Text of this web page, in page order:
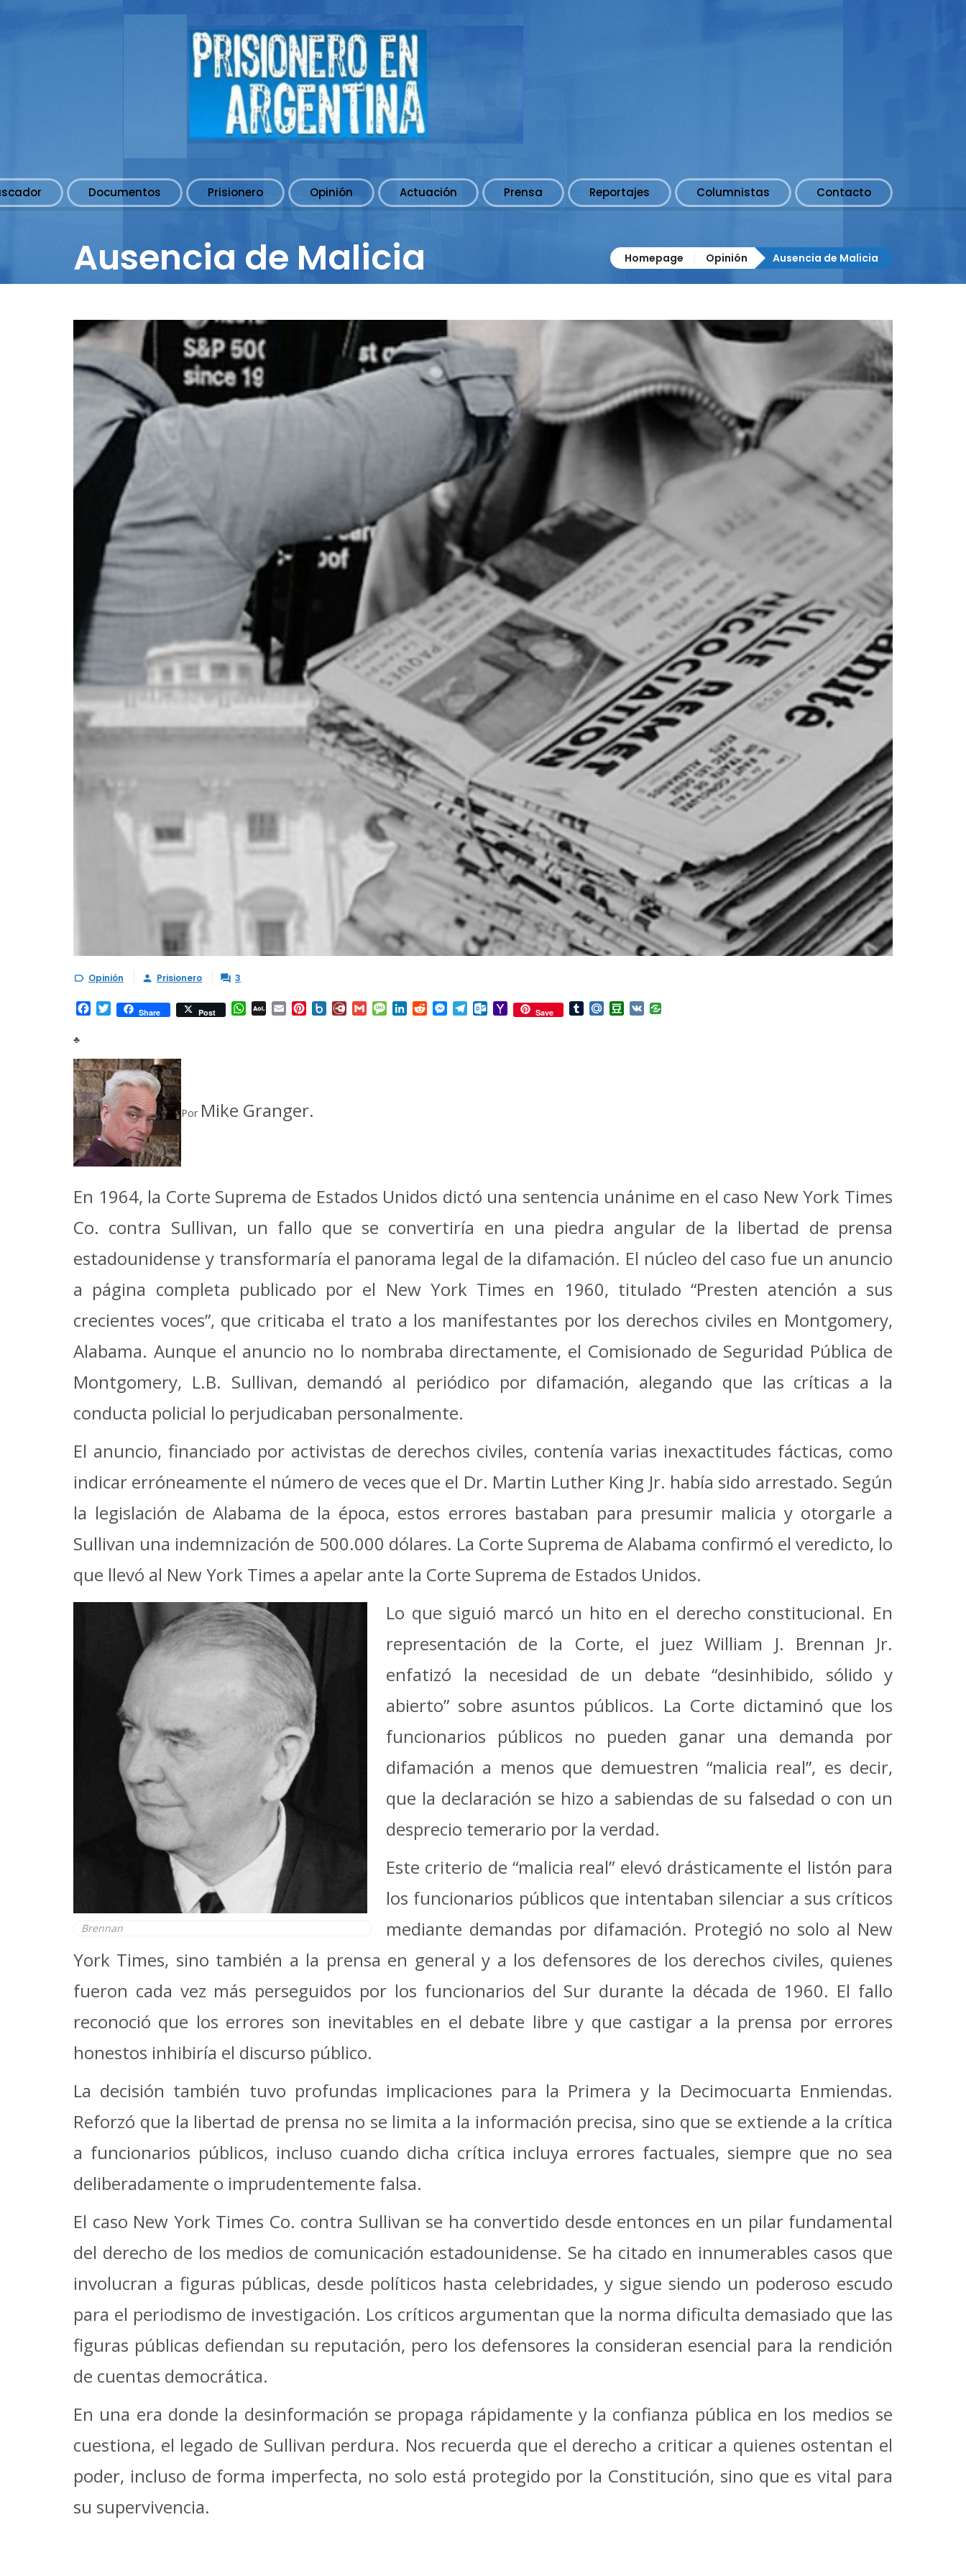
Documentos Prisionero Opinión Actuación Prensa Reportajes Columnistas Contacto
Ausencia de Malicia Homepage Opinión Ausencia de Malicia
 Opinión  Prisionero  3
Facebook
TwitterShare Post WhatsApp
AOL Email Pinterest
Box.netDiary.RuGmailMessage
LinkedInRedditMessenger
TelegramOutlook.com
YahooSave TumblrMail.RuDouban
VK
♣
Por Mike Granger.
En 1964, la Corte Suprema de Estados Unidos dictó una sentencia unánime en el caso New York Times
Co. contra Sullivan, un fallo que se convertiría en una piedra angular de la libertad de prensa
estadounidense y transformaría el panorama legal de la difamación. El núcleo del caso fue un anuncio
a página completa publicado por el New York Times en 1960, titulado “Presten atención a sus
crecientes voces”, que criticaba el trato a los manifestantes por los derechos civiles en Montgomery,
Alabama. Aunque el anuncio no lo nombraba directamente, el Comisionado de Seguridad Pública de
Montgomery, L.B. Sullivan, demandó al periódico por difamación, alegando que las críticas a la
conducta policial lo perjudicaban personalmente.
El anuncio, financiado por activistas de derechos civiles, contenía varias inexactitudes fácticas, como
indicar erróneamente el número de veces que el Dr. Martin Luther King Jr. había sido arrestado. Según
la legislación de Alabama de la época, estos errores bastaban para presumir malicia y otorgarle a
Sullivan una indemnización de 500.000 dólares. La Corte Suprema de Alabama confirmó el veredicto, lo
que llevó al New York Times a apelar ante la Corte Suprema de Estados Unidos.
Brennan
Lo que siguió marcó un hito en el derecho constitucional. En
representación de la Corte, el juez William J. Brennan Jr.
enfatizó la necesidad de un debate “desinhibido, sólido y
abierto” sobre asuntos públicos. La Corte dictaminó que los
funcionarios públicos no pueden ganar una demanda por
difamación a menos que demuestren “malicia real”, es decir,
que la declaración se hizo a sabiendas de su falsedad o con un
desprecio temerario por la verdad.
Este criterio de “malicia real” elevó drásticamente el listón para
los funcionarios públicos que intentaban silenciar a sus críticos
mediante demandas por difamación. Protegió no solo al New
York Times, sino también a la prensa en general y a los defensores de los derechos civiles, quienes
fueron cada vez más perseguidos por los funcionarios del Sur durante la década de 1960. El fallo
reconoció que los errores son inevitables en el debate libre y que castigar a la prensa por errores
honestos inhibiría el discurso público.
La decisión también tuvo profundas implicaciones para la Primera y la Decimocuarta Enmiendas.
Reforzó que la libertad de prensa no se limita a la información precisa, sino que se extiende a la crítica
a funcionarios públicos, incluso cuando dicha crítica incluya errores factuales, siempre que no sea
deliberadamente o imprudentemente falsa.
El caso New York Times Co. contra Sullivan se ha convertido desde entonces en un pilar fundamental
del derecho de los medios de comunicación estadounidense. Se ha citado en innumerables casos que
involucran a figuras públicas, desde políticos hasta celebridades, y sigue siendo un poderoso escudo
para el periodismo de investigación. Los críticos argumentan que la norma dificulta demasiado que las
figuras públicas defiendan su reputación, pero los defensores la consideran esencial para la rendición
de cuentas democrática.
En una era donde la desinformación se propaga rápidamente y la confianza pública en los medios se
cuestiona, el legado de Sullivan perdura. Nos recuerda que el derecho a criticar a quienes ostentan el
poder, incluso de forma imperfecta, no solo está protegido por la Constitución, sino que es vital para
su supervivencia.